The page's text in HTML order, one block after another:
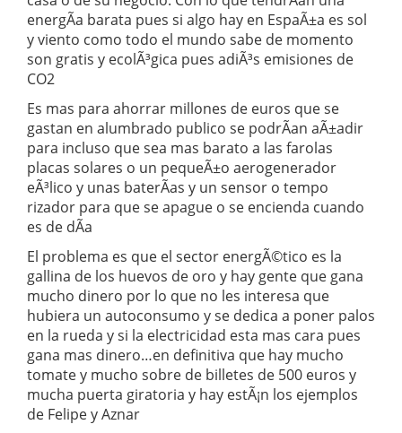
energÃ­a barata pues si algo hay en EspaÃ±a es sol
y viento como todo el mundo sabe de momento
son gratis y ecolÃ³gica pues adiÃ³s emisiones de
CO2
Es mas para ahorrar millones de euros que se
gastan en alumbrado publico se podrÃ­an aÃ±adir
para incluso que sea mas barato a las farolas
placas solares o un pequeÃ±o aerogenerador
eÃ³lico y unas baterÃ­as y un sensor o tempo
rizador para que se apague o se encienda cuando
es de dÃ­a
El problema es que el sector energÃ©tico es la
gallina de los huevos de oro y hay gente que gana
mucho dinero por lo que no les interesa que
hubiera un autoconsumo y se dedica a poner palos
en la rueda y si la electricidad esta mas cara pues
gana mas dinero…en definitiva que hay mucho
tomate y mucho sobre de billetes de 500 euros y
mucha puerta giratoria y hay estÃ¡n los ejemplos
de Felipe y Aznar